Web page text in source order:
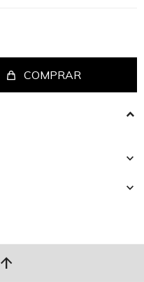
COMPRAR
arrow_upward